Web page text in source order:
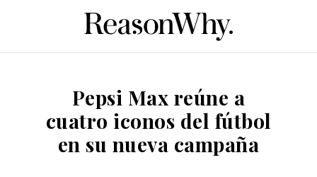
Pepsi Max reúne a
cuatro iconos del fútbol
en su nueva campaña